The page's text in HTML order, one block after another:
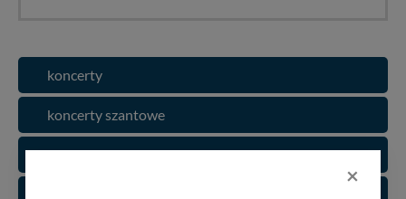
koncerty
koncerty szantowe
festiwale
×